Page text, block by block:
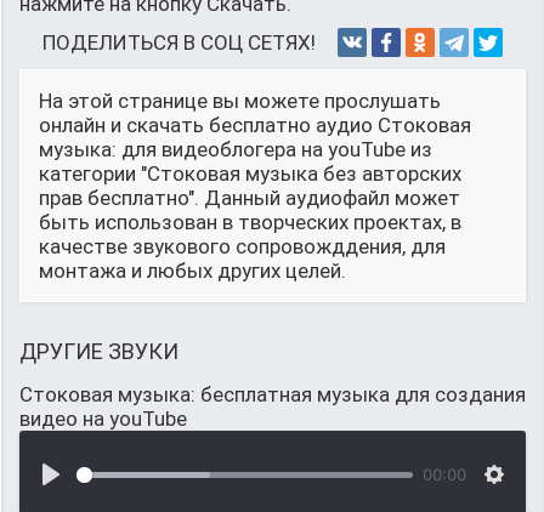
ПОДЕЛИТЬСЯ В СОЦ СЕТЯХ!
На этой странице вы можете прослушать
онлайн и скачать бесплатно аудио Стоковая
музыка: для видеоблогера на youTube из
категории "Стоковая музыка без авторских
прав бесплатно". Данный аудиофайл может
быть использован в творческих проектах, в
качестве звукового сопровожддения, для
монтажа и любых других целей.
ДРУГИЕ ЗВУКИ
Стоковая музыка: бесплатная музыка для создания
видео на youTube
00:00